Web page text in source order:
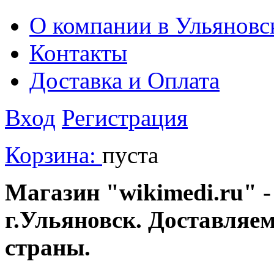
О компании в
Контакты
Доставка и Оплата
Вход Регистрация
Корзина: пуста
Магазин "wikimedi.ru" -
г.Ульяновск.
страны.